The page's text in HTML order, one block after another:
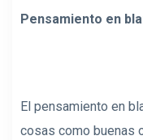
Pensamiento en
El pensamiento en
cosas como buenas